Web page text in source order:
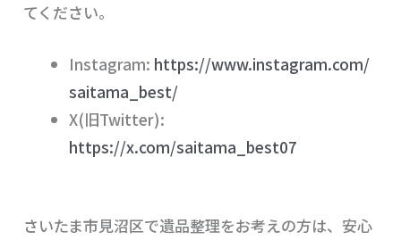
てください。
Instagram: https://www.instagram.com/
saitama_best/
X(旧Twitter):
https://x.com/saitama_best07
さいたま市見沼区で遺品整理をお考えの方は、安心